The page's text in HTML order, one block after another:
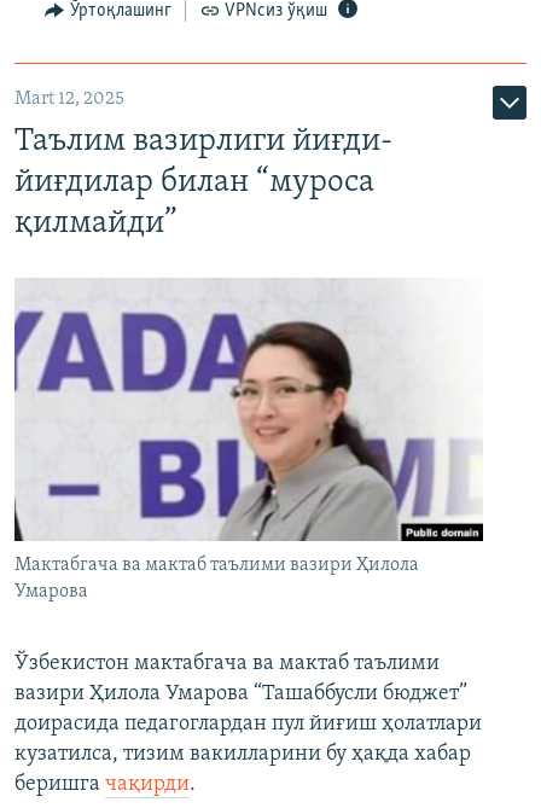
Ўртоқлашинг VPNсиз ўқиш
Mart 12, 2025
Таълим вазирлиги йиғди-
йиғдилар билан “муроса
қилмайди”
Мактабгача ва мактаб таълими вазири Ҳилола
Умарова
Ўзбекистон мактабгача ва мактаб таълими
вазири Ҳилола Умарова “Ташаббусли бюджет”
доирасида педагоглардан пул йиғиш ҳолатлари
кузатилса, тизим вакилларини бу ҳақда хабар
беришга чақирди.